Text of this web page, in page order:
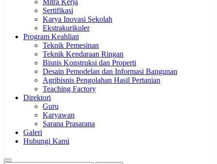
Sertifikasi
Karya Inovasi Sekolah
Ekstrakurikuler
Program Keahlian
Teknik Pemesinan
Teknik Kendaraan Ringan
Bisnis Konstruksi dan Properti
Desain Pemodelan dan Informasi Bangunan
Agribisnis Pengolahan Hasil Pertanian
Teaching Factory
Direktori
Guru
Karyawan
Sarana Prasarana
Galeri
Hubungi Kami